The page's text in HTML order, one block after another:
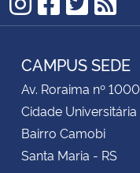
Instagram
RSS
CAMPUS SEDE
Av. Roraima nº 1000
Cidade Universitária
Bairro Camobi
Santa Maria - RS